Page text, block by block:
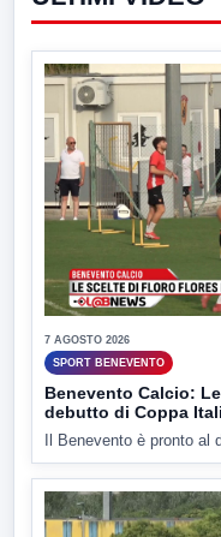
7 AGOSTO 2026
SPORT BENEVENTO
Benevento Calcio:
debutto di Coppa
Il Benevento è pronto